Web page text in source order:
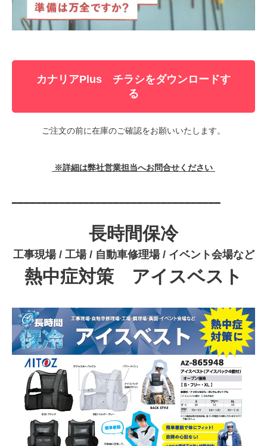
カナリアPlus チラシをダウンロードす
る
ご注文の前に在庫のご確認をお願いいたします。
※詳細は弊社営業担当へお問合せください
━━━━━━━━━━━━━━━━━━━━━━━━━━━━━━━━━━━
長時間保冷
工事現場 / 工場 / 自動車修理場 / イベント会場など
熱中症対策 アイスベスト